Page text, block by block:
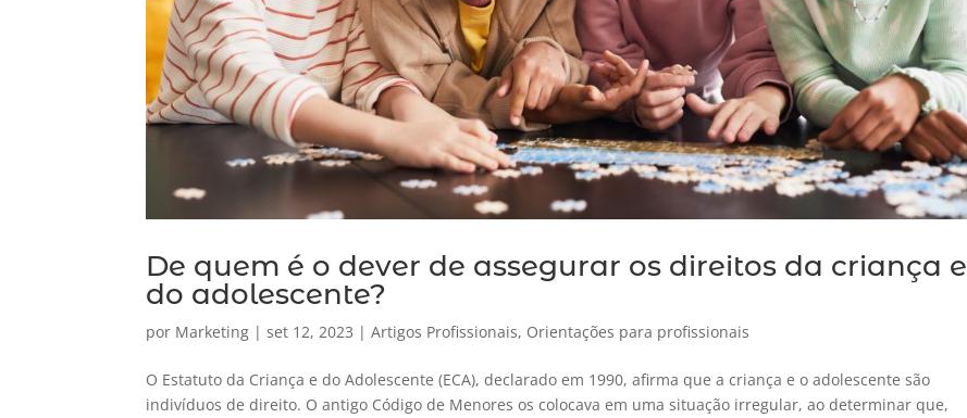
De quem é o dever de assegurar os direitos da criança e
do adolescente?
por Marketing |set 12, 2023 |Artigos Profissionais, Orientações para profissionais
O Estatuto da Criança e do Adolescente (ECA), declarado em 1990, afirma que a criança e o adolescente são
indivíduos de direito. O antigo Código de Menores os colocava em uma situação irregular, ao determinar que,